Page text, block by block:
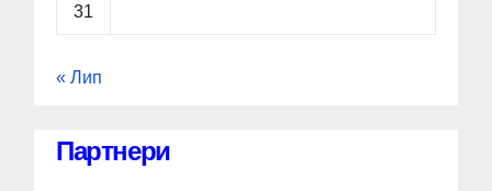
31
« Лип
Партнери